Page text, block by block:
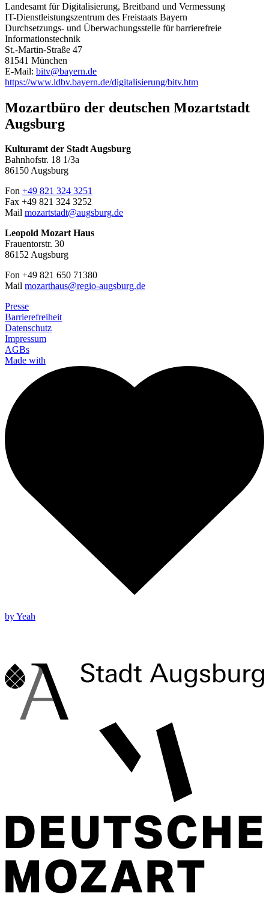
Landesamt für Digitalisierung, Breitband und Vermessung
IT-Dienstleistungszentrum des Freistaats Bayern
Durchsetzungs- und Überwachungsstelle für barrierefreie
Informationstechnik
St.-Martin-Straße 47
81541 München
E-Mail: bitv@bayern.de
https://www.ldbv.bayern.de/digitalisierung/bitv.htm
Mozartbüro der deutschen Mozartstadt
Augsburg
Kulturamt der Stadt Augsburg
Bahnhofstr. 18 1/3a
86150 Augsburg
Fon +49 821 324 3251
Fax +49 821 324 3252
Mail mozartstadt@augsburg.de
Leopold Mozart Haus
Frauentorstr. 30
86152 Augsburg
Fon +49 821 650 71380
Mail mozarthaus@regio-augsburg.de
Presse
Barrierefreiheit
Datenschutz
Impressum
AGBs
Made with
by Yeah